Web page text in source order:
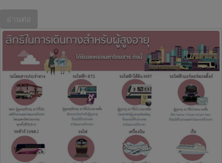
อ่านต่อ